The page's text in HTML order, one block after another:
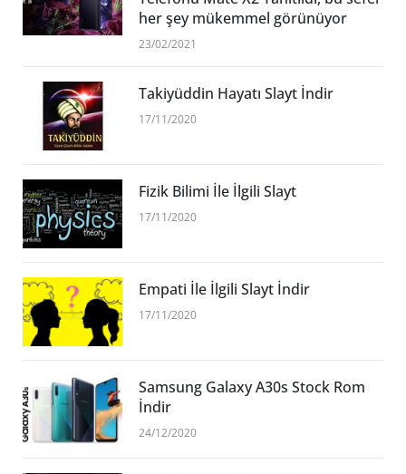
her şey mükemmel görünüyor
23/02/2021
Takiyüddin Hayatı Slayt İndir
17/11/2020
Fizik Bilimi İle İlgili Slayt
17/11/2020
Empati İle İlgili Slayt İndir
17/11/2020
Samsung Galaxy A30s Stock Rom
İndir
24/12/2020